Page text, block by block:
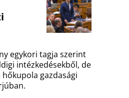
egykori tagja szerint
intézkedésekből, de
gazdasági